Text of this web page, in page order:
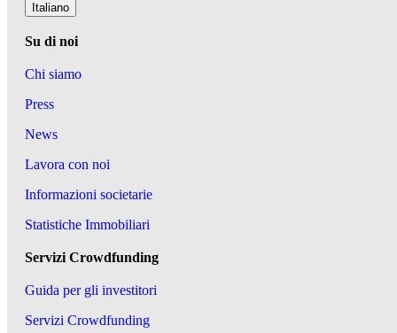
Italiano
Su di noi
Chi siamo
Press
News
Lavora con noi
Informazioni societarie
Statistiche Immobiliari
Servizi Crowdfunding
Guida per gli investitori
Servizi Crowdfunding